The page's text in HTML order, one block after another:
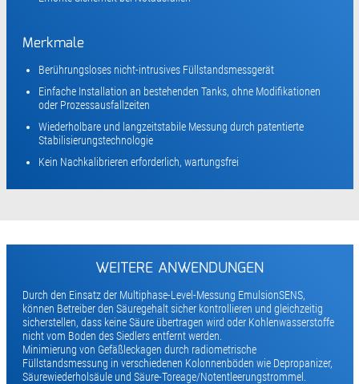
Merkmale
Berührungsloses nicht-intrusives Füllstandsmessgerät
Einfache Installation an bestehenden Tanks, ohne Modifikationen
oder Prozessausfallzeiten
Wiederholbare und langzeitstabile Messung durch patentierte
Stabilisierungstechnologie
Kein Nachkalibrieren erforderlich, wartungsfrei
WEITERE ANWENDUNGEN
Durch den Einsatz der Multiphase-Level-Messung EmulsionSENS,
können Betreiber den Säuregehalt sicher kontrollieren und gleichzeitig
sicherstellen, dass keine Säure übertragen wird oder Kohlenwasserstoffe
nicht vom Boden des Siedlers entfernt werden.
Minimierung von Gefäßleckagen durch radiometrische
Füllstandsmessung in verschiedenen Kolonnenböden wie Depropanizer,
Säurewiederholsäule und Säure-Toreage/Notentleerungstrommel.